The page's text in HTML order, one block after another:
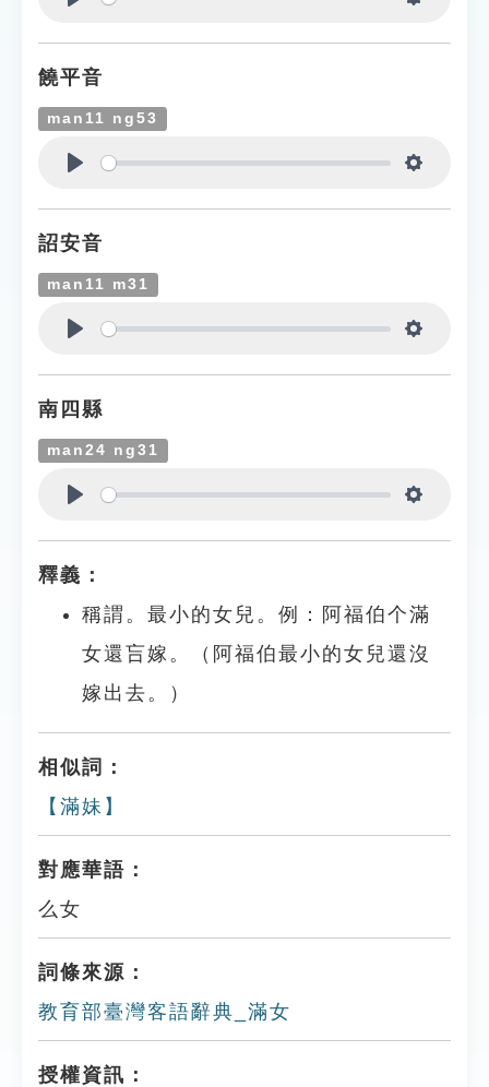
饒平音
man11 ng53
詔安音
man11 m31
南四縣
man24 ng31
釋義：
稱謂。最小的女兒。例：阿福伯个滿
女還吂嫁。（阿福伯最小的女兒還沒
嫁出去。）
相似詞：
【滿妹】
對應華語：
么女
詞條來源：
教育部臺灣客語辭典_滿女
授權資訊：